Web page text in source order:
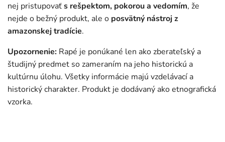
nej pristupovaťs rešpektom, pokorou a vedomím, že
nejde o bežný produkt, ale o posvätný nástroj z
amazonskej tradície.
Upozornenie: Rapé je ponúkané len ako zberateľský a
študijný predmet so zameraním na jeho historickú a
kultúrnu úlohu. Všetky informácie majú vzdelávací a
historický charakter. Produkt je dodávaný ako etnografická
vzorka.